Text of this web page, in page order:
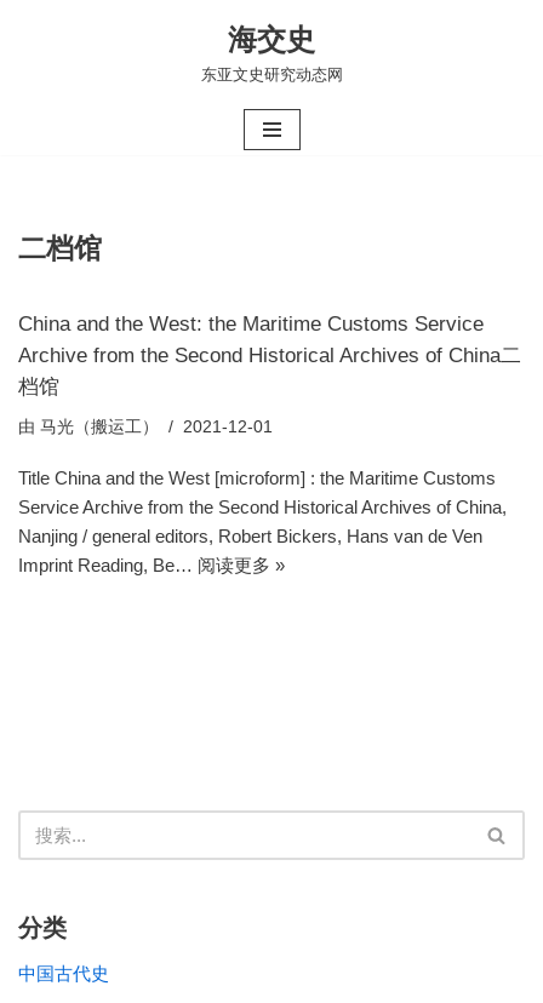
海交史
东亚文史研究动态网
二档馆
China and the West: the Maritime Customs Service
Archive from the Second Historical Archives of China二
档馆
由 马光（搬运工） 2021-12-01
Title China and the West [microform] : the Maritime Customs
Service Archive from the Second Historical Archives of China,
Nanjing / general editors, Robert Bickers, Hans van de Ven
Imprint Reading, Be… 阅读更多 »
分类
中国古代史